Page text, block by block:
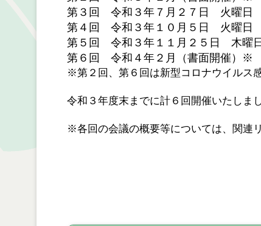
第３回 令和３年７月２７日 火曜日
第４回 令和３年１０月５日 火曜日
第５回 令和３年１１月２５日 木曜
第６回 令和４年２月
（書面開催）※
※第２回、第６回は新型コロナウイルス
令和３年度末までに計６回開催いたしまし
※各回の会議の概要等については、関連